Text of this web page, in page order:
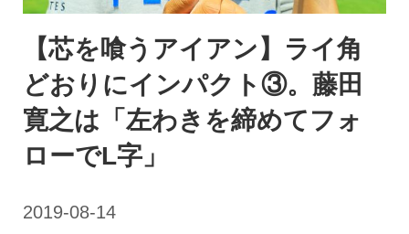
【芯を喰うアイアン】ライ角
どおりにインパクト③。藤田
寛之は「左わきを締めてフォ
ローでL字」